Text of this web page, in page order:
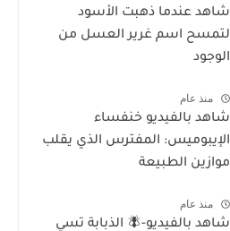
شاهد عندما ذهبت الأسود
لتمسح اسم غرير العسل من
الوجود
منذ عام
شاهد بالفيديو خنفساء
الإيبوميس: المفترس الذي يقلب
موازين الطبيعة
منذ عام
شاهد بالفيديو-🪰 الذبابة تسي